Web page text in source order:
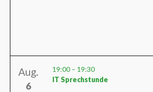
Aug.
6
19:00 – 19:30
IT Sprechstunde